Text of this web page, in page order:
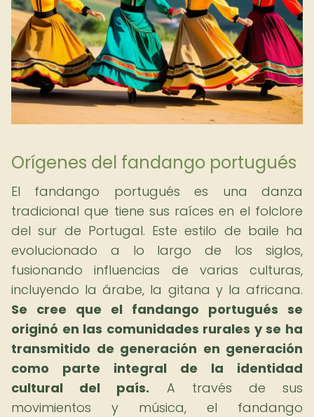
Orígenes del fandango portugués
El fandango portugués es una danza
tradicional que tiene sus raíces en el folclore
del sur de Portugal. Este estilo de baile ha
evolucionado a lo largo de los siglos,
fusionando influencias de varias culturas,
incluyendo la árabe, la gitana y la africana.
Se cree que el fandango portugués se
originó en las comunidades rurales y se ha
transmitido de generación en generación
como parte integral de la identidad
cultural del país. A través de sus
movimientos y música, el fandango